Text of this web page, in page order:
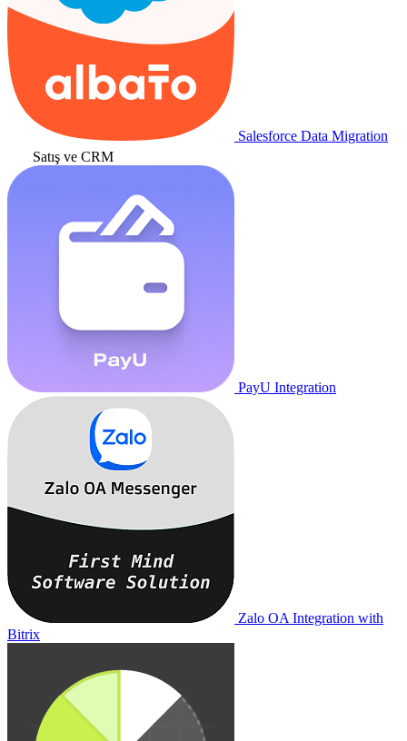
Salesforce Data Migration
Satış ve CRM
PayU Integration
Zalo OA Integration with
Bitrix